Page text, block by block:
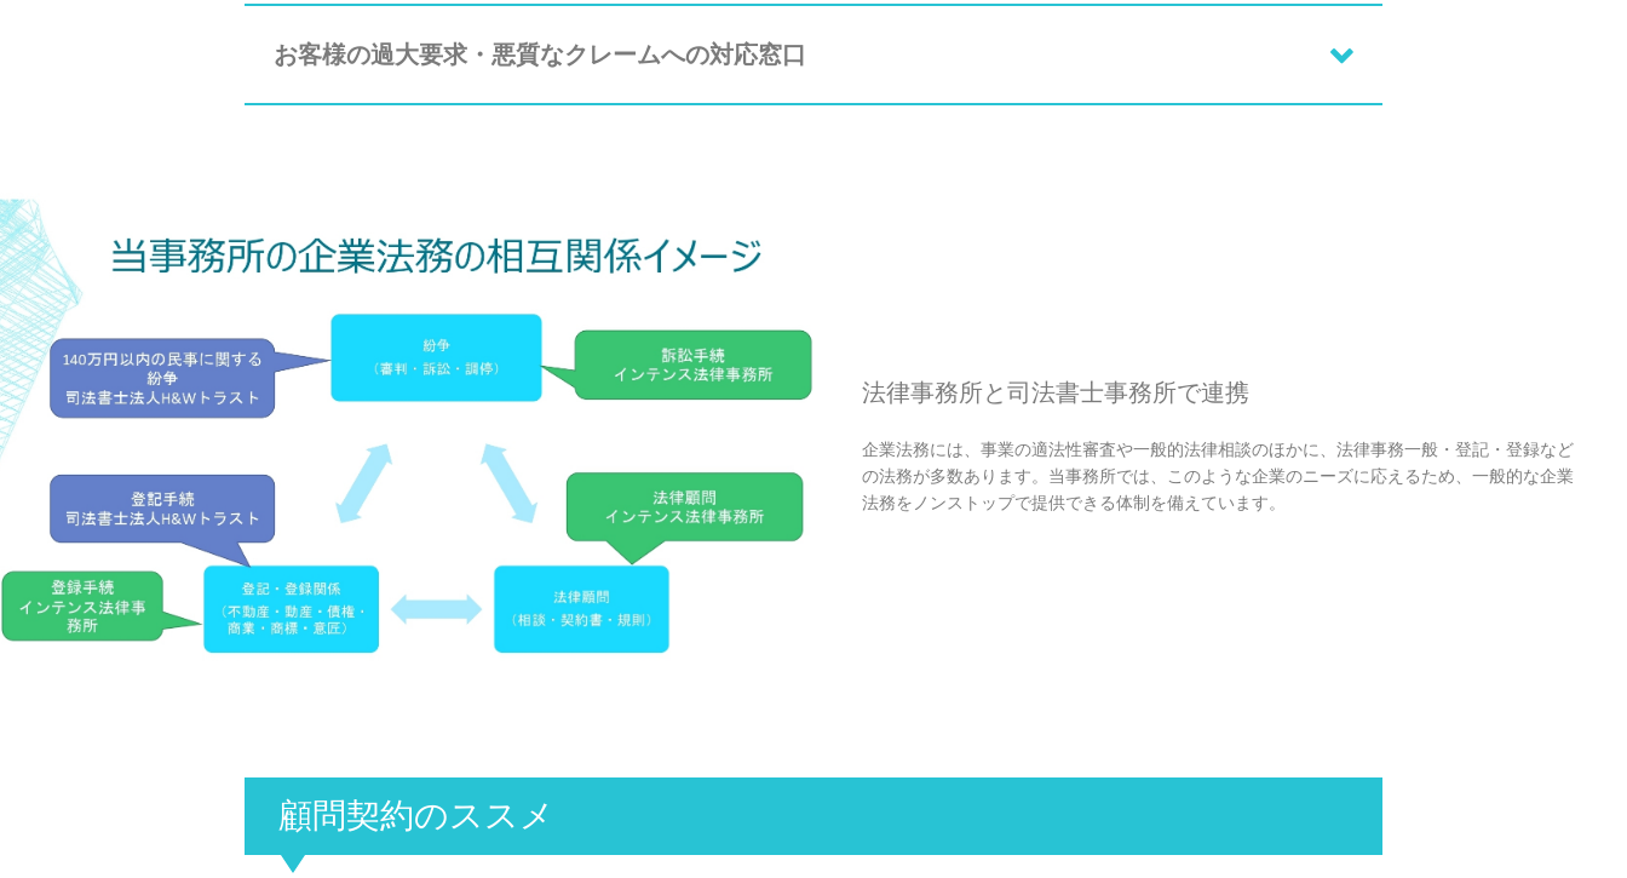
お客様の過大要求・悪質なクレームへの対応窓口
法律事務所と司法書士事務所で連携
企業法務には、事業の適法性審査や一般的法律相談のほかに、法律事務一般・登記・登録など
の法務が多数あります。当事務所では、このような企業のニーズに応えるため、一般的な企業
法務をノンストップで提供できる体制を備えています。
顧問契約のススメ